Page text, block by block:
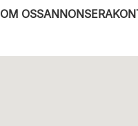
OM OSSANNONSERA